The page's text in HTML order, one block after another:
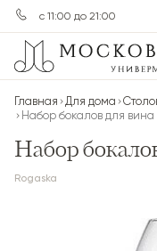
с 11:00 до 21:00
Главная Для дома
Набор бокалов для вина
Набор
Rogaska